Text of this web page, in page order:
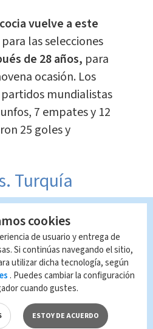
vuelve a este
las selecciones
de 28 años, para
ocasión. Los
partidos mundialistas
7 empates y 12
25 goles y
Turquía
por séptima
del Mundo,
de 2006 y 2022
hasta Octavos de
mundialistas,
cookies
de usuario y entrega de
Si continúas navegando el sitio,
utilizar dicha tecnología, según
. Puedes cambiar la configuración
cuando gustes.
ESTOY DE ACUERDO